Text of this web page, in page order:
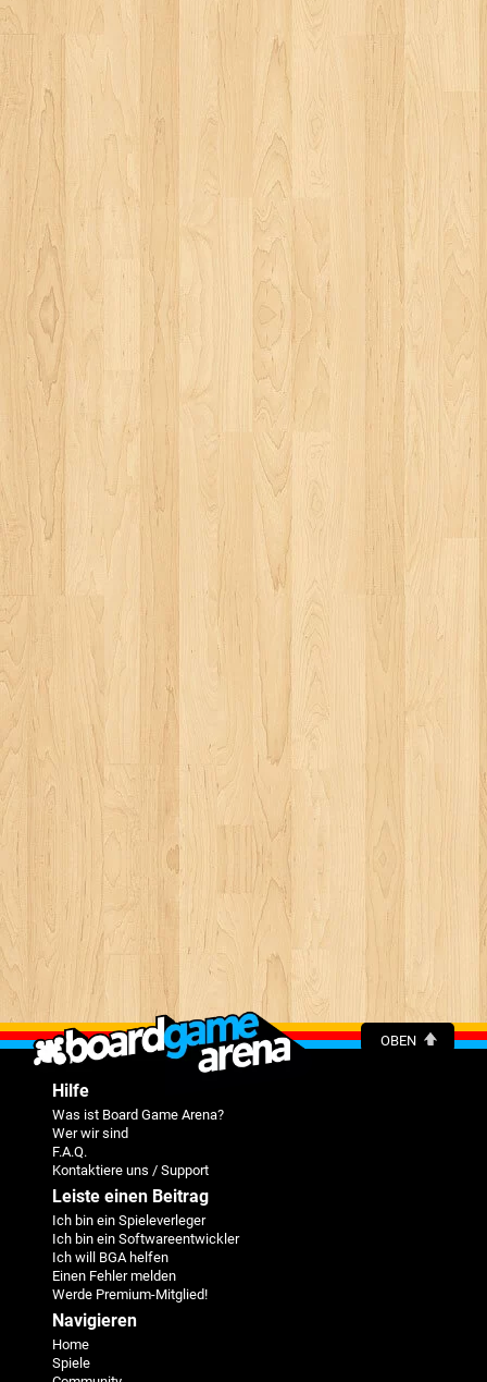
OBEN
Hilfe
Was ist Board Game Arena?
Wer wir sind
F.A.Q.
Kontaktiere uns / Support
Leiste einen Beitrag
Ich bin ein Spieleverleger
Ich bin ein Softwareentwickler
Ich will BGA helfen
Einen Fehler melden
Werde Premium-Mitglied!
Navigieren
Home
Spiele